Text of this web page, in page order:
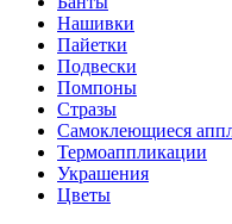
Нашивки
Пайетки
Подвески
Помпоны
Стразы
Самоклеющиеся
Термоаппликации
Украшения
Цветы